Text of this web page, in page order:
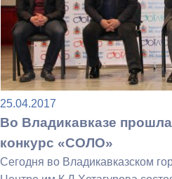
25.04.2017
Во Владикавказе
конкурс «СОЛО»
Сегодня во Владикавказском